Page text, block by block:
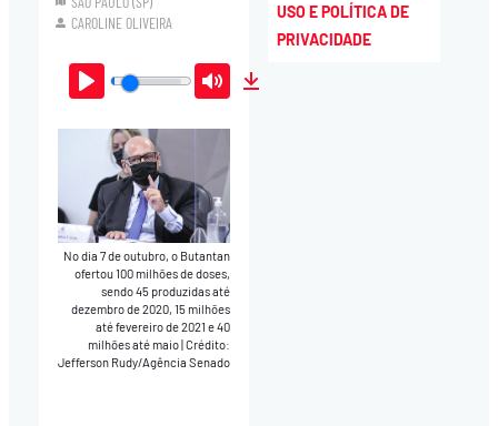
CAROLINE OLIVEIRA
Play Mute
No dia 7 de outubro, o Butantan
ofertou 100 milhões de doses,
sendo 45 produzidas até
dezembro de 2020, 15 milhões
até fevereiro de 2021 e 40
milhões até maio Crédito:
Jefferson Rudy/Agência Senado
USO E POLÍTICA DE
PRIVACIDADE